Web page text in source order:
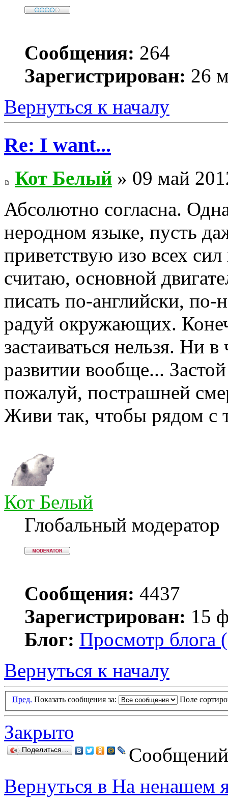
Сообщения: 264
Зарегистрирован: 26
Вернуться к началу
Re: I want...
Кот Белый » 09 май
Абсолютно согласна.
неродном языке, пусть
приветствую изо всех
считаю, основной
писать по-английски,
радуй окружающих.
застаиваться нельзя. Ни
развитии вообще...
пожалуй, пострашней
Живи так, чтобы рядом с
Кот Белый
Глобальный модератор
Сообщения: 4437
Зарегистрирован: 15
Блог: Просмотр блога
Вернуться к началу
Пред. Показать сообщения за: Поле
Закрыто
Поделиться…
Вернуться в На ненашем